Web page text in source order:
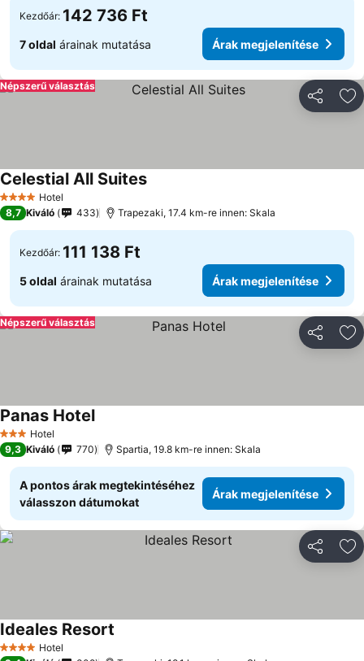
Kezdőár: 142 736 Ft
7 oldal árainak mutatása Árak megjelenítése
Népszerű választás
4 KategóriaHotel
Celestial All SuitesÁrak megjelenítése
8,7 Kiváló 433 Trapezaki, 17.4 km-re innen: Skala
Kezdőár: 111 138 Ft
5 oldal árainak mutatása Árak megjelenítése
Népszerű választás
3 Kategória
Hotel
Panas HotelÁrak megjelenítése
9,3 Kiváló 770 Spartia, 19.8 km-re innen: Skala
A pontos árak megtekintéséhez
válasszon dátumokat
Árak megjelenítése
4 KategóriaHotel
Ideales Resort